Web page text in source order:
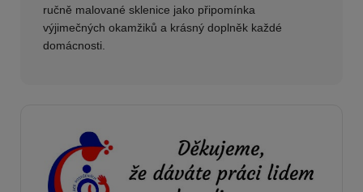
ručně malované sklenice jako připomínka
výjimečných okamžiků a krásný doplněk každé
domácnosti.